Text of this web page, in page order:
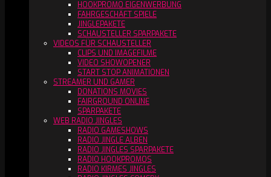
HOOKPROMO EIGENWERBUNG
FAHRGESCHÄFT SPIELE
JINGLEPAKETE
SCHAUSTELLER SPARPAKETE
VIDEOS FÜR SCHAUSTELLER
CLIPS UND IMAGEFILME
VIDEO SHOWOPENER
START STOP ANIMATIONEN
STREAMER UND GAMER
DONATIONS MOVIES
FAIRGROUND ONLINE
SPARPAKETE
WEB RADIO JINGLES
RADIO GAMESHOWS
RADIO JINGLE ALBEN
RADIO JINGLES SPARPAKETE
RADIO HOOKPROMOS
RADIO KIRMES JINGLES